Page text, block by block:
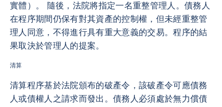
實體）。 隨後，法院將指定一名重整管理人。債務人
在程序期間仍保有對其資產的控制權，但未經重整管
理人同意，不得進行具有重大意義的交易。程序的結
果取決於管理人的提案。
清算
清算程序基於法院頒布的破產令，該破產令可應債務
人或債權人之請求而發出。債務人必須處於無力償債